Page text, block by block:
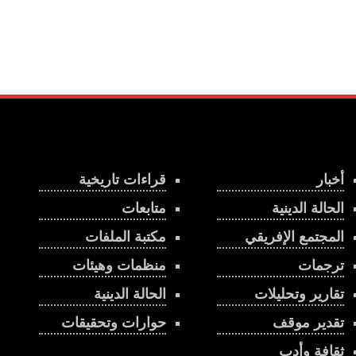
قراءات تاريخية
متابعات
مكتبة الملفات
منظمات وهيئات
الحالة الدينية
حوارات وتحقيقات
أخبار
الحالة الدينية
المجتمع الإفريقي
ترجمات
تقارير وتحليلات
تقدير موقف
ثقافة وأدب